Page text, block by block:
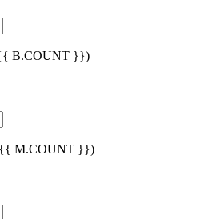
B.COUNT }})
M.COUNT }})